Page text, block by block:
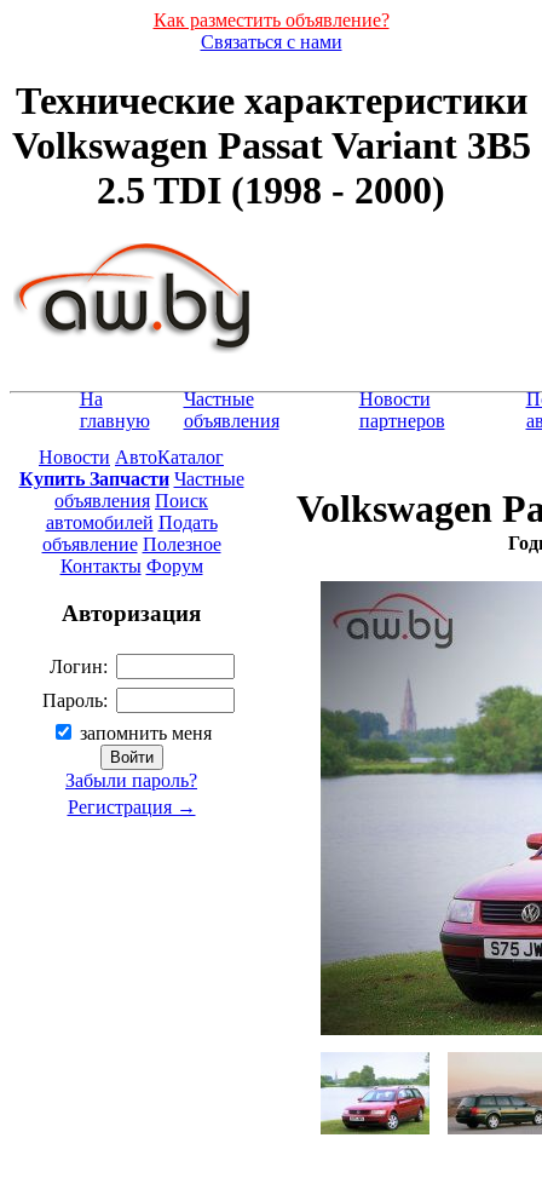
Как разместить объявление?
Связаться с нами
Технические характеристики
Volkswagen Passat Variant 3B5
2.5 TDI (1998 - 2000)
На
главную
Частные
объявления
Новости
партнеров
Новости АвтоКаталог
Купить Запчасти Частные
объявления Поиск
автомобилей Подать
объявление Полезное
Контакты Форум
Авторизация
Логин:
Пароль:
запомнить меня
Забыли пароль?
Регистрация →
Volkswagen